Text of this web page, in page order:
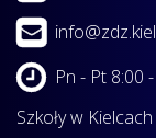
Pn - Pt 8:00
Szkoły w Kielcach